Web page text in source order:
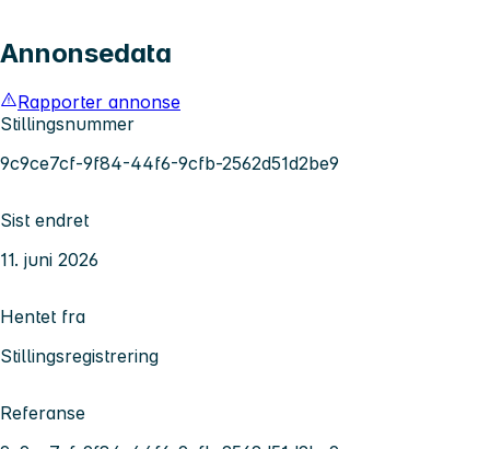
Annonsedata
Rapporter annonse
Stillingsnummer
9c9ce7cf-9f84-44f6-9cfb-2562d51d2be9
Sist endret
11. juni 2026
Hentet fra
Stillingsregistrering
Referanse